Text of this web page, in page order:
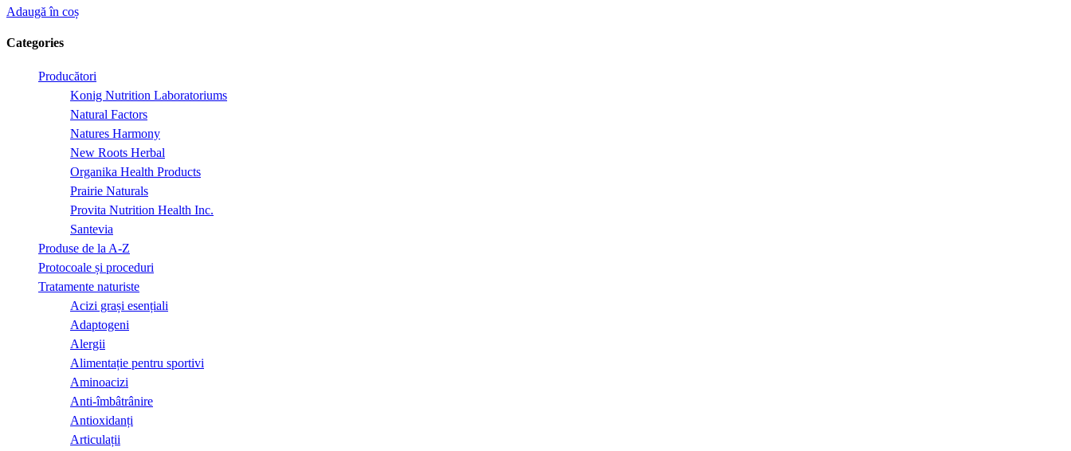
Adaugă în coș
Categories
Producători
Konig Nutrition Laboratoriums
Natural Factors
Natures Harmony
New Roots Herbal
Organika Health Products
Prairie Naturals
Provita Nutrition Health Inc.
Santevia
Produse de la A-Z
Protocoale și proceduri
Tratamente naturiste
Acizi grași esențiali
Adaptogeni
Alergii
Alimentație pentru sportivi
Aminoacizi
Anti-îmbâtrânire
Antioxidanți
Articulații